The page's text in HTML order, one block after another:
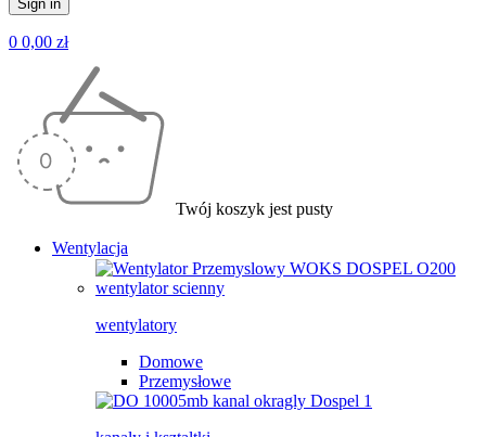
0 0,00 zł
Twój koszyk jest pusty
Wentylacja
wentylatory
Domowe
Przemysłowe